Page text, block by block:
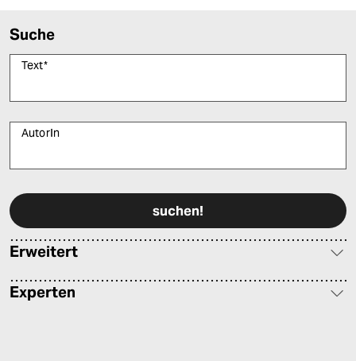
Suche
Text*
AutorIn
Erweitert
Experten